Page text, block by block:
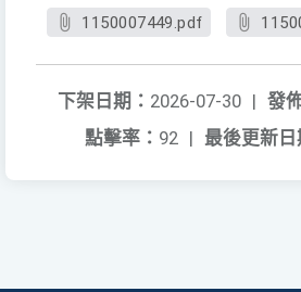
1150007449.pdf
發
下架日期： 2026-07-30 |
最後更新日
點擊率： 92 |